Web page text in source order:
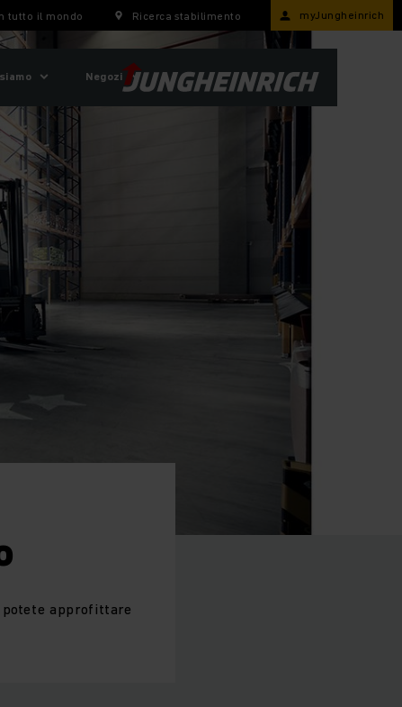
tutto il mondo Ricerca stabilimento myJungheinrich
Negozi
potete approfittare